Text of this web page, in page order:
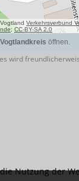
wird
Nutzung der